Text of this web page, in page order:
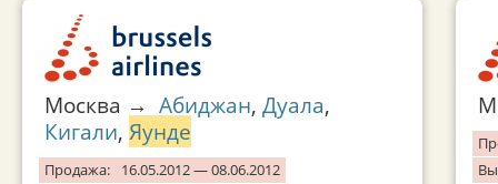
Москва → Абиджан, Дуала,
Кигали, Яунде
Продажа:
16.05.2012 — 08.06.2012